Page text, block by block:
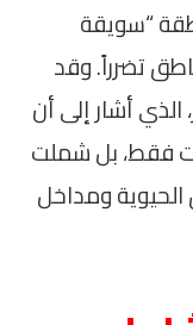
“سويقة
تضرراً. وقد
أشار إلى أن
فقط، بل شملت
ومداخل